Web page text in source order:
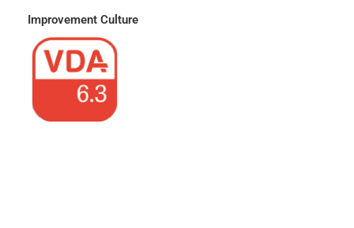
Improvement Culture